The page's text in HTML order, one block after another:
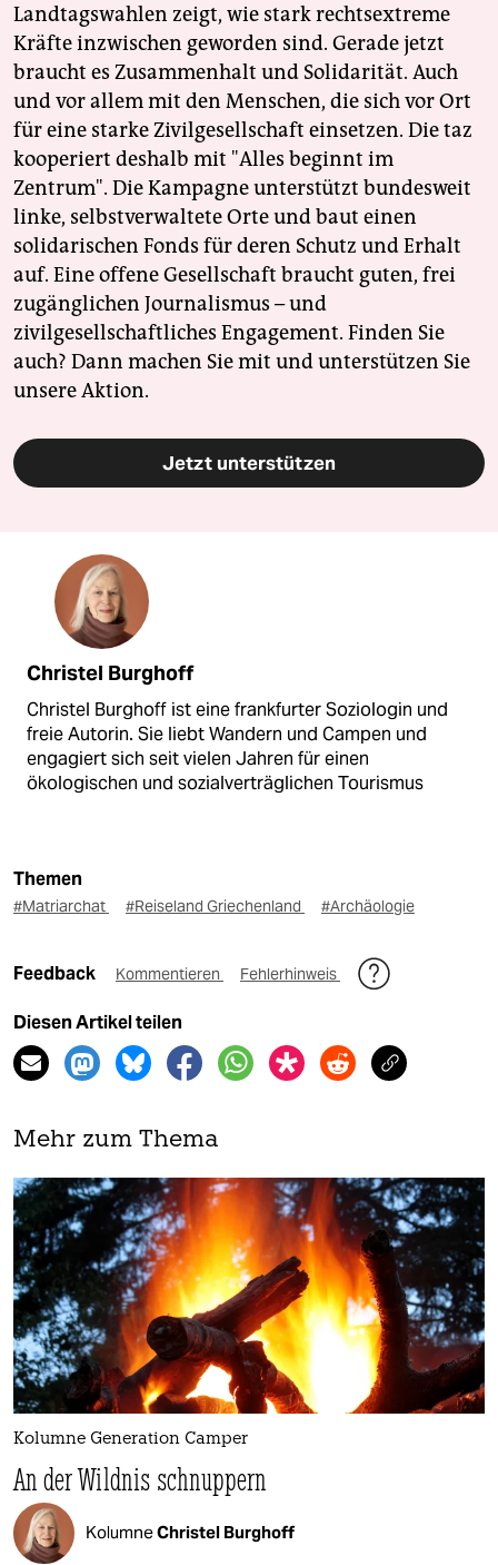
Landtagswahlen zeigt, wie stark rechtsextreme
Kräfte inzwischen geworden sind. Gerade jetzt
braucht es Zusammenhalt und Solidarität. Auch
und vor allem mit den Menschen, die sich vor Ort
für eine starke Zivilgesellschaft einsetzen. Die taz
kooperiert deshalb mit "Alles beginnt im
Zentrum". Die Kampagne unterstützt bundesweit
linke, selbstverwaltete Orte und baut einen
solidarischen Fonds für deren Schutz und Erhalt
auf. Eine offene Gesellschaft braucht guten, frei
zugänglichen Journalismus – und
zivilgesellschaftliches Engagement. Finden Sie
auch? Dann machen Sie mit und unterstützen Sie
unsere Aktion.
Jetzt unterstützen
Christel Burghoff
Christel Burghoff ist eine frankfurter Soziologin und
freie Autorin. Sie liebt Wandern und Campen und
engagiert sich seit vielen Jahren für einen
ökologischen und sozialverträglichen Tourismus
Themen
#Matriarchat #Reiseland Griechenland #Archäologie
Feedback Kommentieren Fehlerhinweis
Diesen Artikel teilen
Mehr zum Thema
Kolumne Generation Camper
An der Wildnis schnuppern
KolumneChristel Burghoff